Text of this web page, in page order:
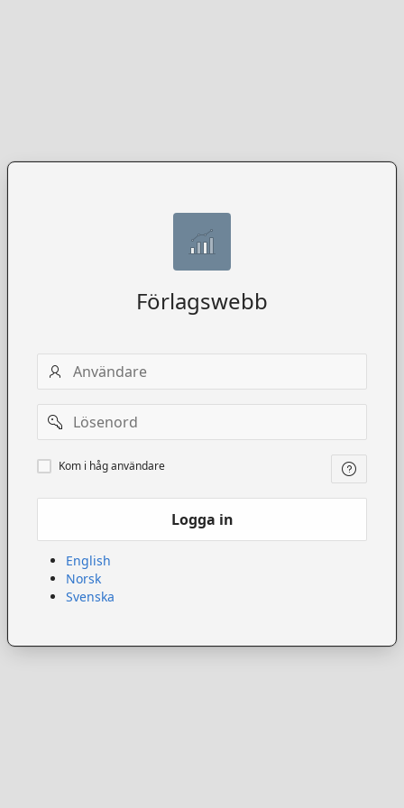
Förlagswebb
Användarnamn
Lösenord
Kom
ihåg
Kom i håg användare
Logga in
English
Norsk
Svenska